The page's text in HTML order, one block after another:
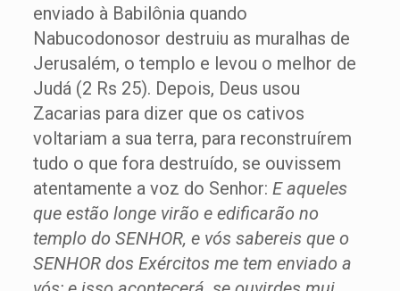
enviado à Babilônia quando
Nabucodonosor destruiu as muralhas de
Jerusalém, o templo e levou o melhor de
Judá (2 Rs 25). Depois, Deus usou
Zacarias para dizer que os cativos
voltariam a sua terra, para reconstruírem
tudo o que fora destruído, se ouvissem
atentamente a voz do Senhor: E aqueles
que estão longe virão e edificarão no
templo do SENHOR, e vós sabereis que o
SENHOR dos Exércitos me tem enviado a